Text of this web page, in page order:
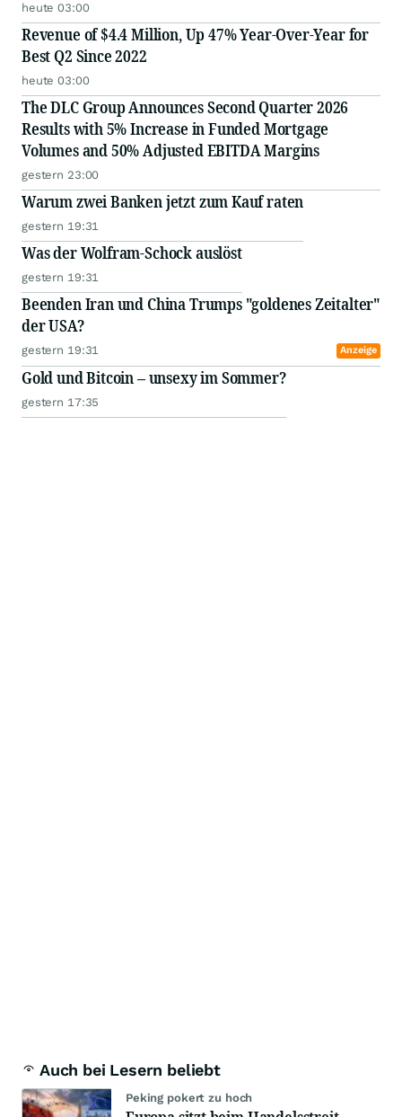
heute 03:00
Revenue of $4.4 Million, Up 47% Year-Over-Year for
Best Q2 Since 2022
heute 03:00
The DLC Group Announces Second Quarter 2026
Results with 5% Increase in Funded Mortgage
Volumes and 50% Adjusted EBITDA Margins
gestern 23:00
Warum zwei Banken jetzt zum Kauf raten
gestern 19:31
Was der Wolfram-Schock auslöst
gestern 19:31
Beenden Iran und China Trumps "goldenes Zeitalter"
der USA?
gestern 19:31 Anzeige
Gold und Bitcoin – unsexy im Sommer?
gestern 17:35
Auch bei Lesern beliebt
Peking pokert zu hoch